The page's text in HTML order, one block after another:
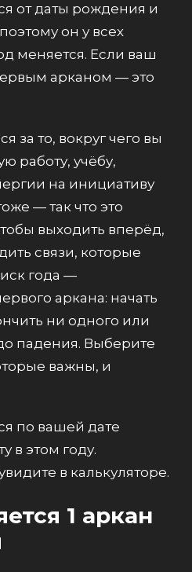
от даты рождения и
он у всех
меняется. Если ваш
арканом — это
за то, вокруг чего вы
работу, учёбу,
на инициативу
— так что это
выходить вперёд,
связи, которые
года —
аркана: начать
ни одного или
падения. Выберите
важны, и
по вашей дате
в этом году.
в калькуляторе.
1 аркан